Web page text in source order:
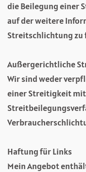
die Beilegung einer
auf der weitere
Streitschlichtung zu
Außergerichtliche
Wir sind weder
einer Streitigkeit mit
Haftung für Links
Mein Angebot